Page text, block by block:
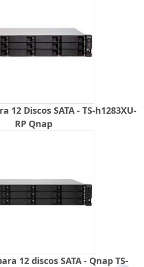
12 Discos SATA - TS-h1283XU-
RP Qnap
12 discos SATA - Qnap TS-